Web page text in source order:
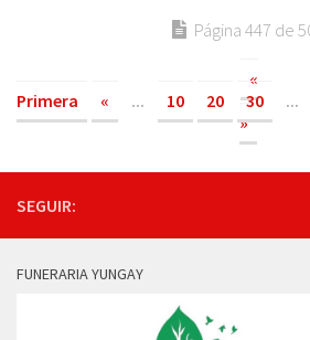
Página 447 de
«
Primera
« ... 10 20 30 ...
»
SEGUIR:
FUNERARIA YUNGAY